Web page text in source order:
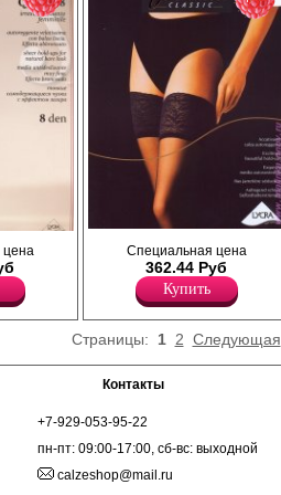
(6
с
цена
Чулки тонкие, матовые, с широкой
кружевной резинкой (11 см) на силиконе;
сформированная нога, прозрачный мысок.
Плотность 30ден
Лайкра 17%
Полиамид 83%
Специальная цена
362.44 Руб
Купить
Страницы: 1 2 Следующая
Контакты
+7-929-053-95-22
пн-пт: 09:00-17:00, сб-вс: выходной
calzeshop@mail.ru